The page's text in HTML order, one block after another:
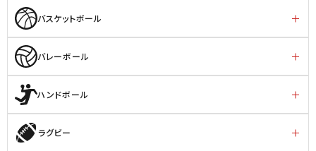
バスケットボール
バレーボール
ハンドボール
ラグビー